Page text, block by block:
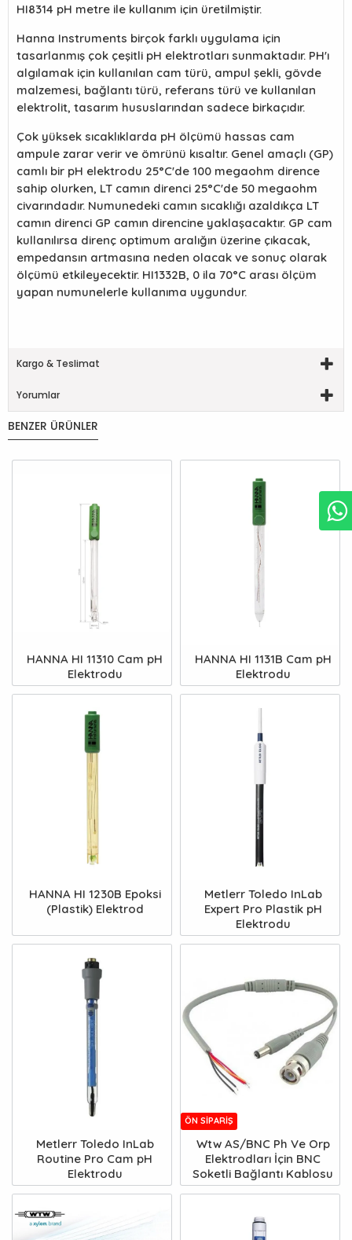
BENZER ÜRÜNLER
HANNA HI 11310 Cam pH
Elektrodu
HANNA HI 1131B Cam pH
Elektrodu
HANNA HI 1230B Epoksi
(Plastik) Elektrod
Metlerr Toledo InLab
Expert Pro Plastik pH
Elektrodu
Metlerr Toledo InLab
Routine Pro Cam pH
Elektrodu
ÖN SIPARIŞ
Wtw AS/BNC Ph Ve Orp
Elektrodları İçin BNC
Soketli Bağlantı Kablosu
HI8314 pH metre ile kullanım için üretilmiştir.
Hanna Instruments birçok farklı uygulama için
tasarlanmış çok çeşitli pH elektrotları sunmaktadır. PH'ı
algılamak için kullanılan cam türü, ampul şekli, gövde
malzemesi, bağlantı türü, referans türü ve kullanılan
elektrolit, tasarım hususlarından sadece birkaçıdır.
Çok yüksek sıcaklıklarda pH ölçümü hassas cam
ampule zarar verir ve ömrünü kısaltır. Genel amaçlı (GP)
camlı bir pH elektrodu 25°C'de 100 megaohm dirence
sahip olurken, LT camın direnci 25°C'de 50 megaohm
civarındadır. Numunedeki camın sıcaklığı azaldıkça LT
camın direnci GP camın direncine yaklaşacaktır. GP cam
kullanılırsa direnç optimum aralığın üzerine çıkacak,
empedansın artmasına neden olacak ve sonuç olarak
ölçümü etkileyecektir. HI1332B, 0 ila 70°C arası ölçüm
yapan numunelerle kullanıma uygundur.
Kargo & Teslimat
Yorumlar